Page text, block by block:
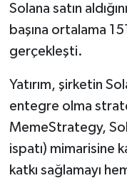
Solana satın
başına ortalama
gerçekleşti.
Yatırım, şirketin
entegre olma
MemeStrategy,
ispatı) mimarisine
katkı sağlamayı